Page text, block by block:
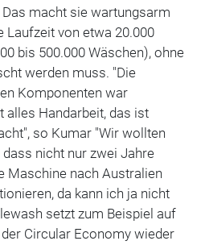
macht sie wartungsarm
Laufzeit von etwa 20.000
bis 500.000 Wäschen), ohne
werden muss. "Die
Komponenten war
alles Handarbeit, das ist
so Kumar "Wir wollten
nicht nur zwei Jahre
Maschine nach Australien
da kann ich ja nicht
setzt zum Beispiel auf
Circular Economy wieder